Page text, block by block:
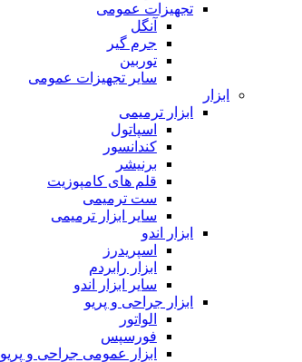
تجهیزات عمومی
آنگل
جرم گیر
توربین
سایر تجهیزات عمومی
ابزار
ابزار ترمیمی
اسپاتول
کندانسور
برنیشر
قلم های کامپوزیت
ست ترمیمی
سایر ابزار ترمیمی
ابزار اندو
اسپریدرز
ابزار رابردم
سایر ابزار اندو
ابزار جراحی و پریو
الواتور
فورسپس
ابزار عمومی جراحی و پریو